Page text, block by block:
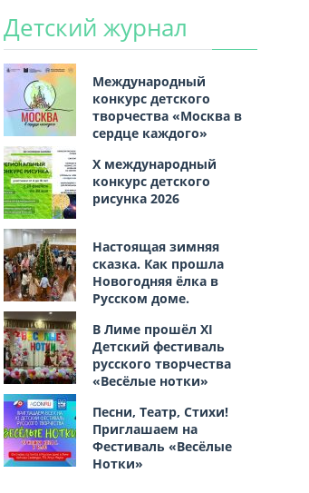
Детский журнал
Международный
конкурс детского
творчества «Москва в
сердце каждого»
Х международный
конкурс детского
рисунка 2026
Настоящая зимняя
сказка. Как прошла
Новогодняя ёлка в
Русском доме.
В Лиме прошёл XI
Детский фестиваль
русского творчества
«Весёлые нотки»
Песни, Театр, Стихи!
Приглашаем на
Фестиваль «Весёлые
Нотки»